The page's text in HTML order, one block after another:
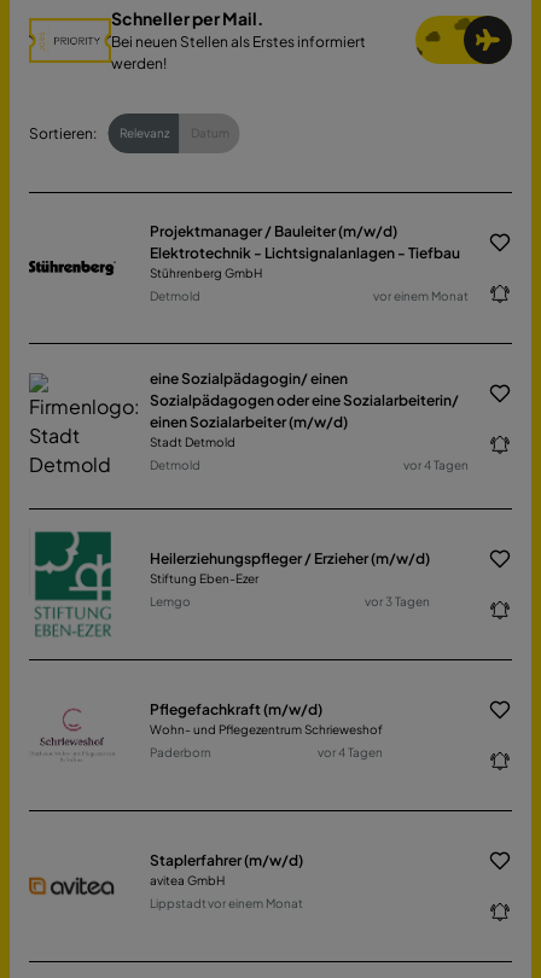
Schneller per Mail.
Bei neuen Stellen als Erstes informiert
werden!
Sortieren: Relevanz Datum
Projektmanager / Bauleiter (m/w/d)
Elektrotechnik - Lichtsignalanlagen - Tiefbau
Stührenberg GmbH
Detmold
vor einem Monat
eine Sozialpädagogin/ einen
Sozialpädagogen oder eine Sozialarbeiterin/
einen Sozialarbeiter (m/w/d)
Stadt Detmold
Detmold
vor 4 Tagen
Heilerziehungspfleger / Erzieher (m/w/d)
Stiftung Eben-Ezer
Lemgo
vor 3 Tagen
Pflegefachkraft (m/w/d)
Wohn- und Pflegezentrum Schrieweshof
Paderborn
vor 4 Tagen
Staplerfahrer (m/w/d)
avitea GmbH
Lippstadtvor einem Monat